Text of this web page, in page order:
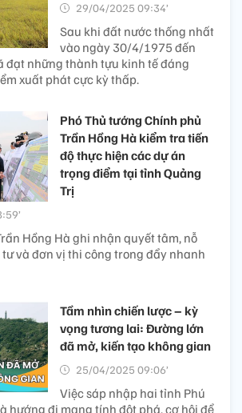
29/04/2025 09:34’
Sau khi đất nước thống nhất
vào ngày 30/4/1975 đến
đạt những thành tựu kinh tế đáng
xuất phát cực kỳ thấp.
Phó Thủ tướng Chính phủ
Trần Hồng Hà kiểm tra tiến
độ thực hiện các dự án
trọng điểm tại tỉnh Quảng
Trị
Hồng Hà ghi nhận quyết tâm, nỗ
và đơn vị thi công trong đẩy nhanh
Tầm nhìn chiến lược – kỳ
vọng tương lai: Đường lớn
đã mở, kiến tạo không gian
25/04/2025 09:06’
Việc sáp nhập hai tỉnh Phú
hướng đi mang tính đột phá, cơ hội để